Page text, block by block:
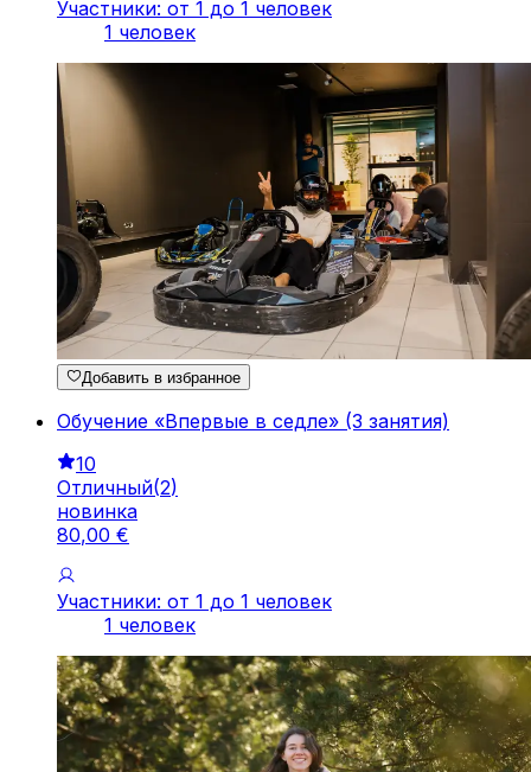
Участники: от 1 до 1 человек
1 человек
Добавить в избранное
Обучение «Впервые в седле» (3 занятия)
10
Отличный(2)
новинка
80,00 €
Участники: от 1 до 1 человек
1 человек